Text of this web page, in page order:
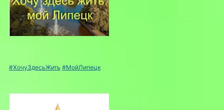
#ХочуЗдесьЖить #МойЛипецк